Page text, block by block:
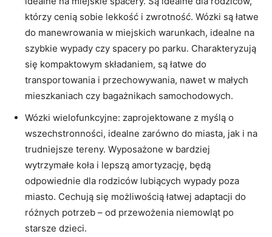
którzy cenią sobie lekkość i zwrotność. Wózki są łatwe
do manewrowania w miejskich warunkach, idealne na
szybkie wypady czy spacery po parku. Charakteryzują
się kompaktowym składaniem, są łatwe do
transportowania i przechowywania, nawet w małych
mieszkaniach czy bagażnikach samochodowych.
Wózki wielofunkcyjne: zaprojektowane z myślą o
wszechstronności, idealne zarówno do miasta, jak i na
trudniejsze tereny. Wyposażone w bardziej
wytrzymałe koła i lepszą amortyzację, będą
odpowiednie dla rodziców lubiących wypady poza
miasto. Cechują się możliwością łatwej adaptacji do
różnych potrzeb – od przewożenia niemowląt po
starsze dzieci.